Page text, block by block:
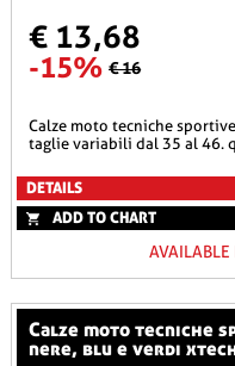
€ 13,68
-15% € 16
calze moto tecniche sportive invernali nere e arancioni xtech
taglie variabili dal 35 al 46.
DETAILS
ADD TO CHART
AVAILABLE
calze moto tecniche sportive invernali compression
nere, blu e verdi